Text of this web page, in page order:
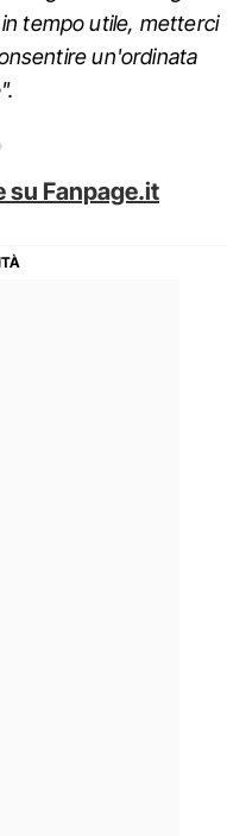
tempo utile, metterci
un'ordinata
su Fanpage.it